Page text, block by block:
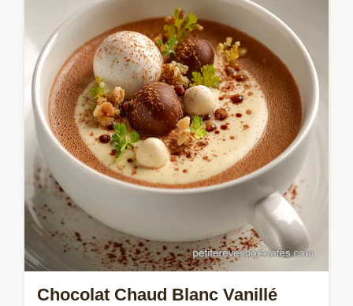
recette de Chocolat Chaud Maison
onctueux et épais Digne des grands salons
parisiens il est prêt en 15 minutes Lélixir…
Chocolat Chaud Blanc Vanillé